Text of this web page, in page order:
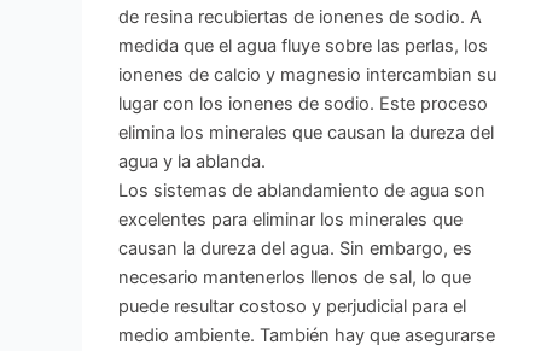
de resina recubiertas de ionenes de sodio. A
medida que el agua fluye sobre las perlas, los
ionenes de calcio y magnesio intercambian su
lugar con los ionenes de sodio. Este proceso
elimina los minerales que causan la dureza del
agua y la ablanda.
Los sistemas de ablandamiento de agua son
excelentes para eliminar los minerales que
causan la dureza del agua. Sin embargo, es
necesario mantenerlos llenos de sal, lo que
puede resultar costoso y perjudicial para el
medio ambiente. También hay que asegurarse